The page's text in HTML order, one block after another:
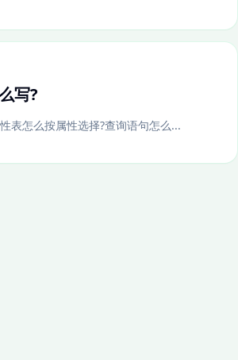
写?
表怎么按属性选择?查询语句怎么...